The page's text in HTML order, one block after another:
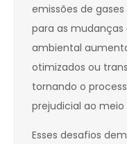
emissões de
para as
ambiental
otimizados ou
tornando o
prejudicial ao
Esses desafios